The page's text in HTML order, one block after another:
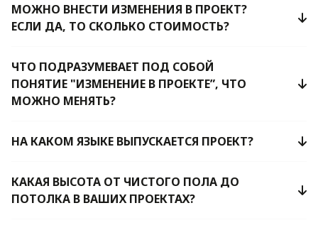
МОЖНО ВНЕСТИ ИЗМЕНЕНИЯ В ПРОЕКТ?
ЕСЛИ ДА, ТО СКОЛЬКО СТОИМОСТЬ?
ЧТО ПОДРАЗУМЕВАЕТ ПОД СОБОЙ
ПОНЯТИЕ "ИЗМЕНЕНИЕ В ПРОЕКТЕ”, ЧТО
МОЖНО МЕНЯТЬ?
НА КАКОМ ЯЗЫКЕ ВЫПУСКАЕТСЯ ПРОЕКТ?
КАКАЯ ВЫСОТА ОТ ЧИСТОГО ПОЛА ДО
ПОТОЛКА В ВАШИХ ПРОЕКТАХ?